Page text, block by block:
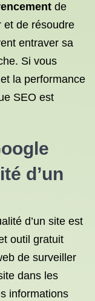
de
et de résoudre
entraver sa
Si vous
la performance
SEO est
d’un
d’un site est
outil gratuit
de surveiller
dans les
informations